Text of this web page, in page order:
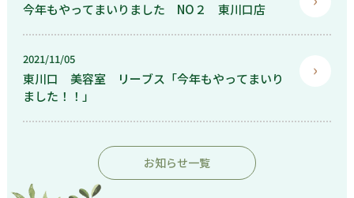
今年もやってまいりました NO２ 東川口店
2021/11/05
東川口 美容室 リーブス「今年もやってまいり
ました！！」
お知らせ一覧